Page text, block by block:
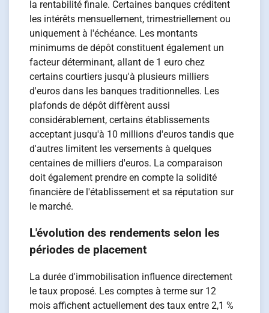
la rentabilité finale. Certaines banques créditent
les intérêts mensuellement, trimestriellement ou
uniquement à l'échéance. Les montants
minimums de dépôt constituent également un
facteur déterminant, allant de 1 euro chez
certains courtiers jusqu'à plusieurs milliers
d'euros dans les banques traditionnelles. Les
plafonds de dépôt diffèrent aussi
considérablement, certains établissements
acceptant jusqu'à 10 millions d'euros tandis que
d'autres limitent les versements à quelques
centaines de milliers d'euros. La comparaison
doit également prendre en compte la solidité
financière de l'établissement et sa réputation sur
le marché.
L'évolution des rendements selon les
périodes de placement
La durée d'immobilisation influence directement
le taux proposé. Les comptes à terme sur 12
mois affichent actuellement des taux entre 2,1 %